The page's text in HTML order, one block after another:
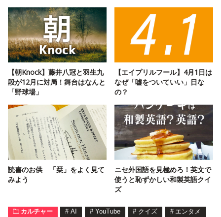
【朝Knock】藤井八冠と羽生九
段が12月に対局！舞台はなんと
「野球場」
【エイプリルフール】4月1日は
なぜ「嘘をついていい」日な
の？
読書のお供 「栞」をよく見て
みよう
ニセ外国語を見極めろ！英文で
使うと恥ずかしい和製英語クイ
ズ
カルチャー # AI # YouTube # クイズ # エンタメ